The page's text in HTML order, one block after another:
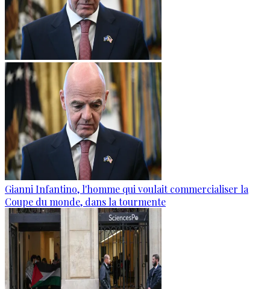
Gianni Infantino, l'homme qui voulait commercialiser la
Coupe du monde, dans la tourmente